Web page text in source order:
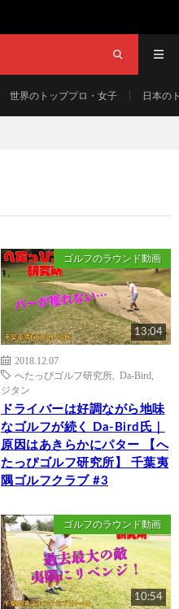
世界のトッププロ・女子 日本の
ゴルフのラウンド動画
13:04
2018.12.07
へたっぴゴルフ研究所
Da-Bird
ジタン
ドライバーは好調ながら地味
なゴルフが続く Da-Bird氏｜
原因はあきらかにパター 【へ
たっぴゴルフ研究所】 千葉夷
隅ゴルフクラブ #3
ゴルフのラウンド動画
10:54